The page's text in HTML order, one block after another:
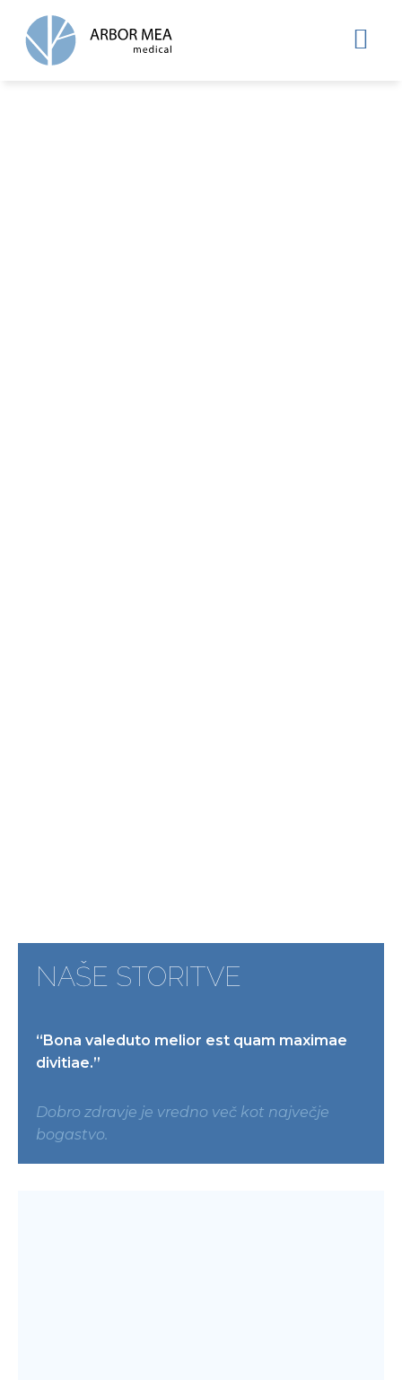
NAŠE STORITVE
“Bona valeduto melior est quam maximae
divitiae.”
Dobro zdravje je vredno več kot največje
bogastvo.